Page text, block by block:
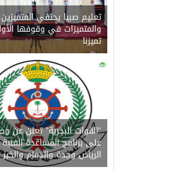
05/08/2026الهيئة
05/08/2026
05/08/2026
تعليم صبيا يحتفي المتميزين
والمتميزات في وقوفها
تميزنا
199
“القوات البحرية” تعلن عن
على برنامج المساعدة
الرياض وجدة والدمام والخبر